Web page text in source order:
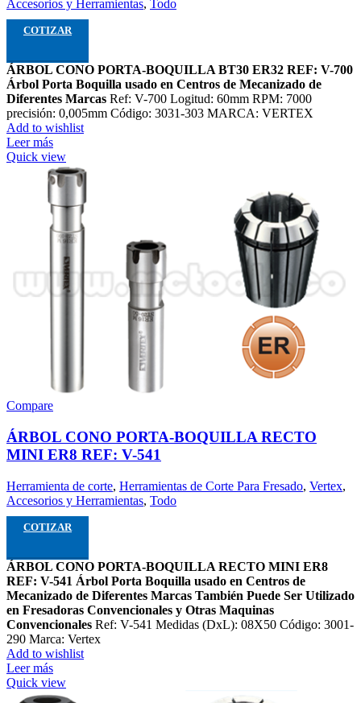
Accesorios y Herramientas, Todo
COTIZAR
ÁRBOL CONO PORTA-BOQUILLA BT30 ER32 REF: V-700
Árbol Porta Boquilla usado en Centros de Mecanizado de
Diferentes Marcas Ref: V-700 Logitud: 60mm RPM: 7000
precisión: 0,005mm Código: 3031-303 MARCA: VERTEX
Add to wishlist
Leer más
Quick view
Compare
ÁRBOL CONO PORTA-BOQUILLA RECTO
MINI ER8 REF: V-541
Herramienta de corte, Herramientas de Corte Para Fresado, Vertex,
Accesorios y Herramientas, Todo
COTIZAR
ÁRBOL CONO PORTA-BOQUILLA RECTO MINI ER8
REF: V-541 Árbol Porta Boquilla usado en Centros de
Mecanizado de Diferentes Marcas También Puede Ser Utilizado
en Fresadoras Convencionales y Otras Maquinas
Convencionales Ref: V-541 Medidas (DxL): 08X50 Código: 3001-
290 Marca: Vertex
Add to wishlist
Leer más
Quick view